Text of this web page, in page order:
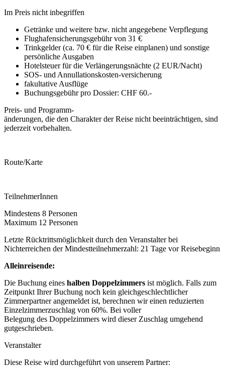
Im Preis nicht inbegriffen
Getränke und weitere bzw. nicht angegebene Verpflegung
Flughafensicherungsgebühr von 31 €
Trinkgelder (ca. 70 € für die Reise einplanen) und sonstige
persönliche Ausgaben
Hotelsteuer für die Verlängerungsnächte (2 EUR/Nacht)
SOS- und Annullationskosten-versicherung
fakultative Ausflüge
Buchungsgebühr pro Dossier: CHF 60.-
Preis- und Programm-
änderungen, die den Charakter der Reise nicht beeinträchtigen, sind
jederzeit vorbehalten.
Route/Karte
TeilnehmerInnen
Mindestens 8 Personen
Maximum 12 Personen
Letzte Rücktrittsmöglichkeit durch den Veranstalter bei
Nichterreichen der Mindestteilnehmerzahl: 21 Tage vor Reisebeginn
Alleinreisende:
Die Buchung eines halben Doppelzimmers ist möglich. Falls zum
Zeitpunkt Ihrer Buchung noch kein gleichgeschlechtlicher
Zimmerpartner angemeldet ist, berechnen wir einen reduzierten
Einzelzimmerzuschlag von 60%. Bei voller
Belegung des Doppelzimmers wird dieser Zuschlag umgehend
gutgeschrieben.
Veranstalter
Diese Reise wird durchgeführt von unserem Partner: